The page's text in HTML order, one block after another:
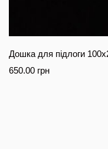
Дошка для підлоги
650.00 грн